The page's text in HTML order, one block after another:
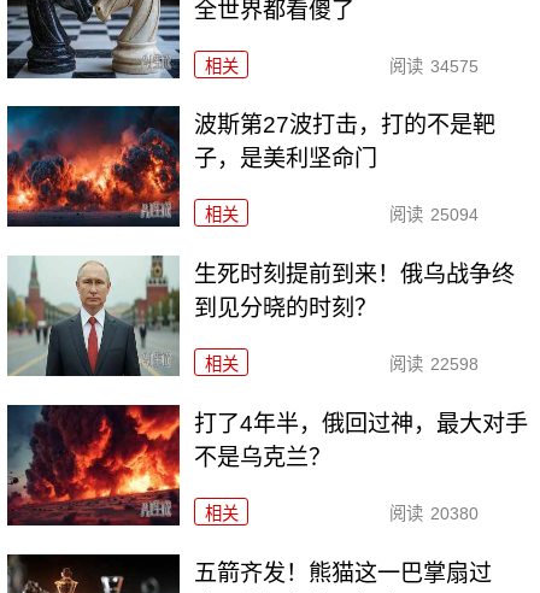
全世界都看傻了
相关 阅读 34575
波斯第27波打击，打的不是靶
子，是美利坚命门
相关 阅读 25094
生死时刻提前到来！俄乌战争终
到见分晓的时刻？
相关 阅读 22598
打了4年半，俄回过神，最大对手
不是乌克兰？
相关 阅读 20380
五箭齐发！熊猫这一巴掌扇过